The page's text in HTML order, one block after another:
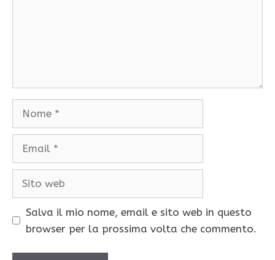
Salva il mio nome, email e sito web in questo
browser per la prossima volta che commento.